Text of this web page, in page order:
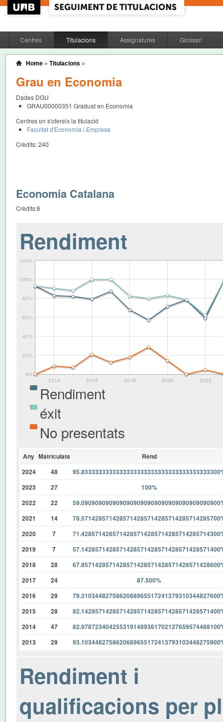
Centres Titulacions Assignatures Glossari
Home » Titulacions »
Grau en Economia
Dades DGU
GRAU00000351 Graduat en Economia
Centres on s'ofereix la titulació
Facultat d'Economia i Empresa
Crèdits:240
Economia Catalana
Crèdits:6
Rendiment
2014 2016 2018 2020 2022
0%
20%
40%
60%
80%
100%
120%
Rendiment
éxit
No presentats
Any Matriculats
Rend
2024
48
2023
27
100%
2022
22
2021
14
2020
7
2019
7
2018
28
2017
24
87.500%
2016
29
2015
28
2014
47
2013
29
Rendiment i
qualificacions per